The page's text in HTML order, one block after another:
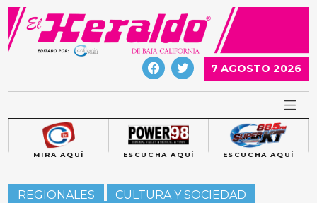
Skip
content
7 AGOSTO 2026
MIRA AQUÍ ESCUCHA AQUÍ ESCUCHA AQUÍ
REGIONALES
CULTURA Y SOCIEDAD